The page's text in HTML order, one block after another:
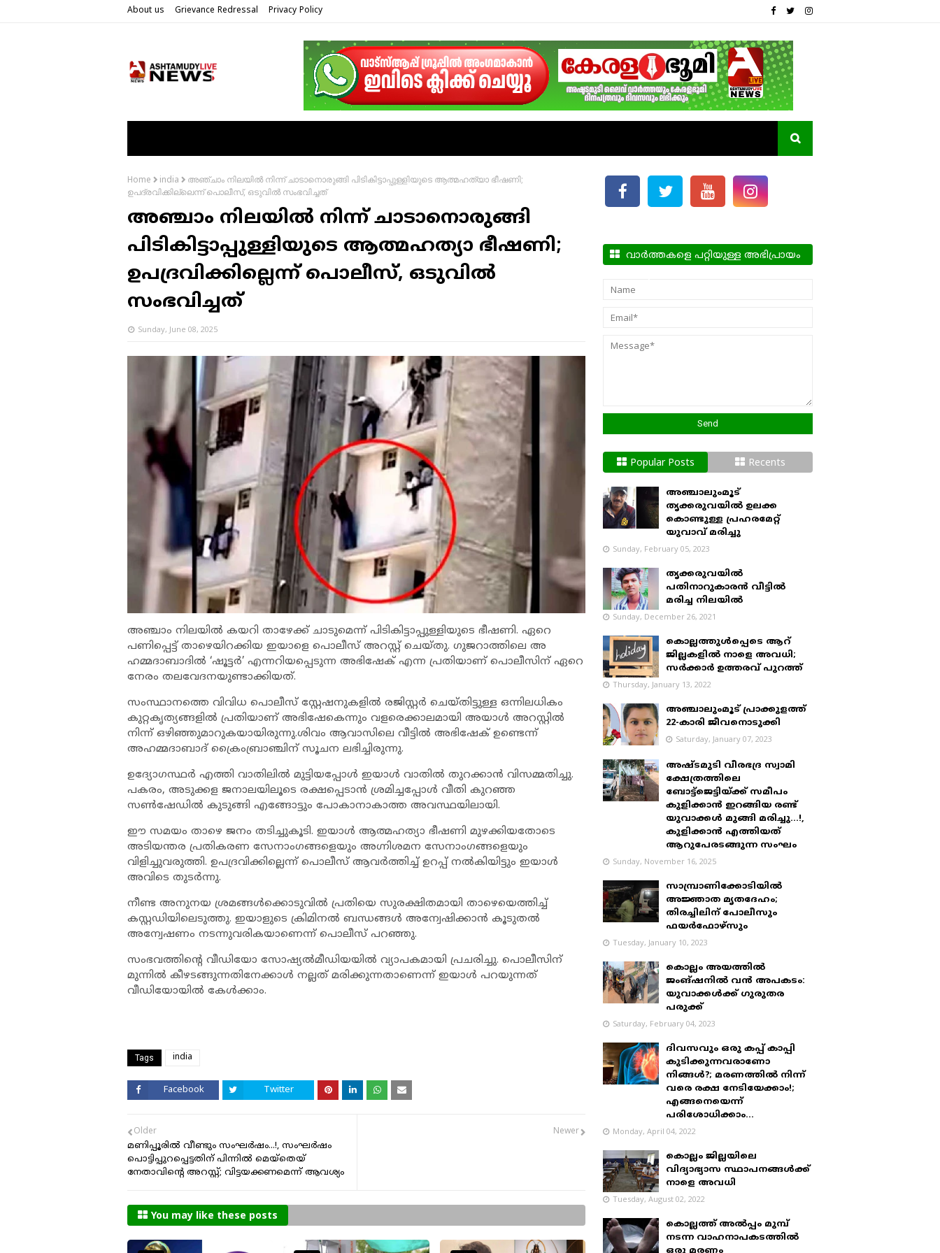
About us Grievance Redressal Privacy Policy
Home india
അഞ്ചാം നിലയിൽ നിന്ന് ചാടാനൊരുങ്ങി പിടികിട്ടാപ്പുള്ളിയുടെ ആത്മഹത്യാ ഭീഷണി;
ഉപദ്രവിക്കില്ലെന്ന് പൊലീസ്, ഒടുവിൽ സംഭവിച്ചത്
അഞ്ചാം നിലയിൽ നിന്ന് ചാടാനൊരുങ്ങി
പിടികിട്ടാപ്പുള്ളിയുടെ ആത്മഹത്യാ ഭീഷണി;
ഉപദ്രവിക്കില്ലെന്ന് പൊലീസ്, ഒടുവിൽ
സംഭവിച്ചത്
Sunday, June 08, 2025
അഞ്ചാം നിലയിൽ കയറി താഴേക്ക് ചാടുമെന്ന് പിടികിട്ടാപ്പുള്ളിയുടെ ഭീഷണി. ​ഏറെ
പണിപ്പെട്ട് താഴെയിറക്കിയ ഇയാളെ പൊലീസ് അറസ്റ്റ് ചെയ്തു. ഗുജറാത്തിലെ അ​
ഹമ്മദാബാദിൽ ‘ഷൂട്ടർ’ എന്നറിയപ്പെടുന്ന അഭിഷേക് എന്ന പ്രതിയാണ് പൊലീസിന് ഏറെ
നേരം തലവേദനയുണ്ടാക്കിയത്.
സംസ്ഥാനത്തെ വിവിധ പൊലീസ് സ്റ്റേഷനുകളിൽ രജിസ്റ്റർ ചെയ്തിട്ടുള്ള ഒന്നിലധികം
കുറ്റകൃത്യങ്ങളിൽ പ്രതിയാണ് അഭിഷേകെന്നും വളരെക്കാലമായി അയാൾ അറസ്റ്റിൽ
നിന്ന് ഒഴിഞ്ഞുമാറുകയായിരുന്നു.ശിവം ആവാസിലെ വീട്ടില്‍ അഭിഷേക് ഉണ്ടെന്ന്
അഹമ്മദാബാദ് ക്രൈംബ്രാഞ്ചിന് സൂചന ലഭിച്ചിരുന്നു.
ഉദ്യോഗസ്ഥർ എത്തി വാതിലിൽ മുട്ടിയപ്പോൾ ഇയാൾ വാതിൽ തുറക്കാൻ വിസമ്മതിച്ചു.
പകരം, അടുക്കള ജനാലയിലൂടെ രക്ഷപ്പെടാൻ ശ്രമിച്ചപ്പോൾ വീതി കുറഞ്ഞ
സൺഷേഡിൽ കുടുങ്ങി എങ്ങോട്ടും പോകാനാകാത്ത അവസ്ഥയിലായി.
ഈ സമയം താഴെ ജനം തടിച്ചുകൂടി. ഇയാൾ ആത്മഹത്യാ ഭീഷണി മുഴക്കിയതോടെ
അടിയന്തര പ്രതികരണ സേനാംഗങ്ങളെയും അഗ്നിശമന സേനാംഗങ്ങളെയും
വിളിച്ചുവരുത്തി. ഉപദ്രവിക്കില്ലെന്ന് പൊലീസ് ആവർത്തിച്ച് ഉറപ്പ് നൽകിയിട്ടും ഇയാൾ
അവിടെ തുടർന്നു.
നീണ്ട അനുനയ ശ്രമങ്ങൾക്കൊടുവിൽ പ്രതിയെ സുരക്ഷിതമായി താഴെയെത്തിച്ച്
കസ്റ്റഡിയിലെടുത്തു. ഇയാളുടെ ക്രിമിനൽ ബന്ധങ്ങൾ അന്വേഷിക്കാൻ കൂടുതൽ
അന്വേഷണം നടന്നുവരികയാണെന്ന് പൊലീസ് പറഞ്ഞു.
സംഭവത്തിന്റെ വീഡിയോ സോഷ്യൽമീഡിയയിൽ വ്യാപകമായി പ്രചരിച്ചു. പൊലീസിന്
മുന്നിൽ കീഴടങ്ങുന്നതിനേക്കാൾ നല്ലത് മരിക്കുന്നതാണെന്ന് ഇയാൾ പറയുന്നത്
വീഡിയോയിൽ കേൾക്കാം.
Tags india
Facebook Twitter
Newer
Older
മണിപ്പൂരിൽ വീണ്ടും സംഘർഷം...!, സംഘർഷം
പൊട്ടിപ്പുറപ്പെട്ടതിന് പിന്നിൽ മെയ്തെയ്
നേതാവിൻ്റെ അറസ്റ്റ്; വിട്ടയക്കണമെന്ന് ആവശ്യം
You may like these posts
വാർത്തകളെ പറ്റിയുള്ള അഭിപ്രായം
Popular Posts Recents
അഞ്ചാലുംമൂട്
തൃക്കരുവയിൽ ഉലക്ക
കൊണ്ടുള്ള പ്രഹരമേറ്റ്
യുവാവ് മരിച്ചു
Sunday, February 05, 2023
തൃക്കരുവയിൽ
പതിനാറുകാരൻ വീട്ടിൽ
മരിച്ച നിലയിൽ
Sunday, December 26, 2021
കൊല്ലത്തുൾപ്പെടെ ആറ്
ജില്ലകളിൽ നാളെ അവധി;
സർക്കാർ ഉത്തരവ് പുറത്ത്
Thursday, January 13, 2022
അഞ്ചാലുംമൂട് പ്രാക്കുളത്ത്
22-കാരി ജീവനൊടുക്കി
Saturday, January 07, 2023
അഷ്ടമുടി വീരഭദ്ര സ്വാമി
ക്ഷേത്രത്തിലെ
ബോട്ട്ജെട്ടിയ്ക്ക് സമീപം
കുളിക്കാൻ ഇറങ്ങിയ രണ്ട്
യുവാക്കൾ മുങ്ങി മരിച്ചു...!,
കുളിക്കാൻ എത്തിയത്
ആറുപേരടങ്ങുന്ന സംഘം
Sunday, November 16, 2025
സാമ്പ്രാണിക്കോടിയിൽ
അജ്ഞാത മൃതദേഹം;
തിരച്ചിലിന് പോലീസും
ഫയർഫോഴ്‌സും
Tuesday, January 10, 2023
കൊല്ലം അയത്തിൽ
ജംങ്ഷനിൽ വൻ അപകടം:
യുവാക്കൾക്ക് ഗുരുതര
പരുക്ക്
Saturday, February 04, 2023
ദിവസവും ഒരു കപ്പ് കാപ്പി
കുടിക്കുന്നവരാണോ
നിങ്ങൾ?; മരണത്തിൽ നിന്ന്
വരെ രക്ഷ നേടിയേക്കാം!;
എങ്ങനെയെന്ന്
പരിശോധിക്കാം...
Monday, April 04, 2022
കൊല്ലം ജില്ലയിലെ
വിദ്യാഭ്യാസ സ്ഥാപനങ്ങൾക്ക്
നാളെ അവധി
Tuesday, August 02, 2022
കൊല്ലത്ത് അൽപ്പം മുമ്പ്
നടന്ന വാഹനാപകടത്തിൽ